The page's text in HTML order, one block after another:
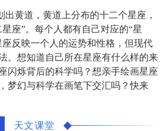
出黄道，黄道上分布的十二个星座，
座”。每个人都有自己对应的“星
座反映一个人的运势和性格，但现代
。想知道自己所在星座有什么样的来
闪烁背后的科学吗？想亲手绘画星座
梦幻与科学在画笔下交汇吗？快来
天文课堂